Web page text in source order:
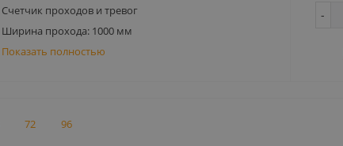
Счетчик проходов и тревог
Ширина прохода: 1000 мм
Показать полностью
72 96